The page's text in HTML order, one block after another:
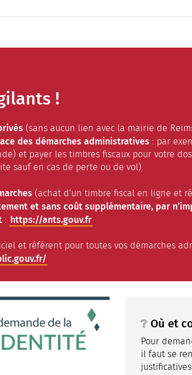
!
(sans aucun lien avec la mairie de
des démarches administratives : par
et payer les timbres fiscaux pour votre
sauf en cas de perte ou de vol).
(achat d’un timbre fiscal en ligne et
et sans coût supplémentaire, par
: https://ants.gouv.fr
et référent pour toutes vos démarches
❔ Où et
Pour
il faut se